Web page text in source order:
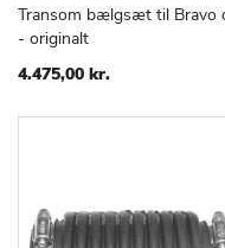
Læg i kurv
Transom bælgsæt til Bravo
- originalt
4.475,00 kr.